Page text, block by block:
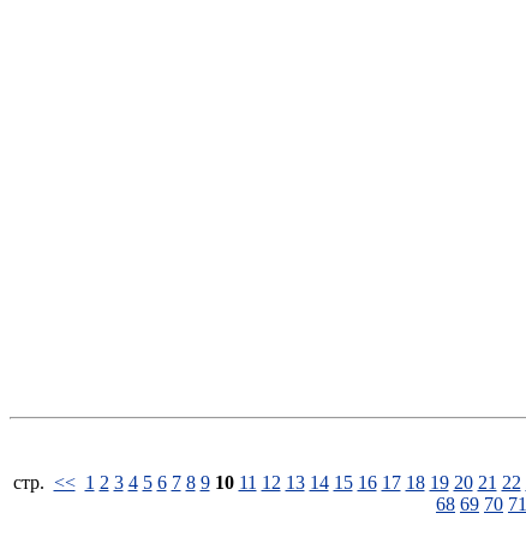
стp. << 1 2 3 4 5 6 7 8 9 10 11 12 13 14 15 16 17 18 19 20 21 22
68 69 70 71